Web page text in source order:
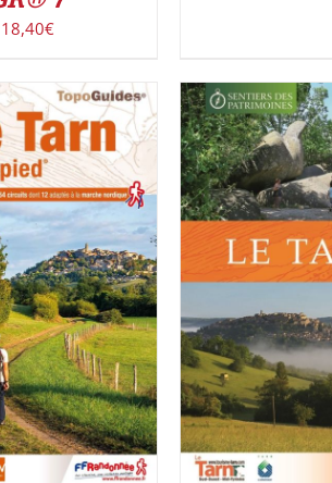
18,40€
AU PANIER
/
ACHETER LE